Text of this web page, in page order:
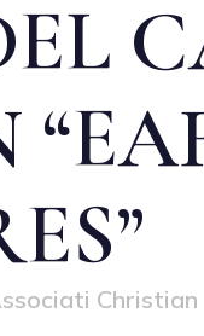
Christian